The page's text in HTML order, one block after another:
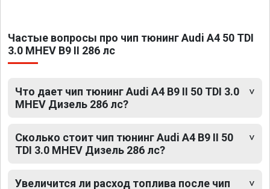
Частые вопросы про чип тюнинг Audi A4 50 TDI
3.0 MHEV B9 II 286 лс
Что дает чип тюнинг Audi A4 B9 II 50 TDI 3.0
MHEV Дизель 286 лс?
Сколько стоит чип тюнинг Audi A4 B9 II 50
TDI 3.0 MHEV Дизель 286 лс?
Увеличится ли расход топлива после чип